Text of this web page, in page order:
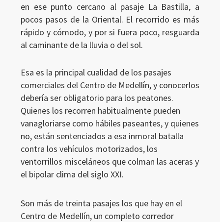
en ese punto cercano al pasaje La Bastilla, a
pocos pasos de la Oriental. El recorrido es más
rápido y cómodo, y por si fuera poco, resguarda
al caminante de la lluvia o del sol.
Esa es la principal cualidad de los pasajes
comerciales del Centro de Medellín, y conocerlos
debería ser obligatorio para los peatones.
Quienes los recorren habitualmente pueden
vanagloriarse como hábiles paseantes, y quienes
no, están sentenciados a esa inmoral batalla
contra los vehículos motorizados, los
ventorrillos misceláneos que colman las aceras y
el bipolar clima del siglo XXI.
Son más de treinta pasajes los que hay en el
Centro de Medellín, un completo corredor
Ingresar